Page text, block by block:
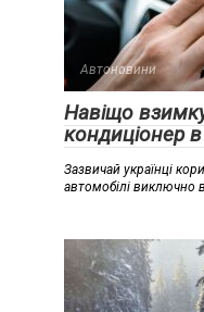
Автоновини
Навіщо
кондиціонер
Зазвичай українці
автомобілі виключно